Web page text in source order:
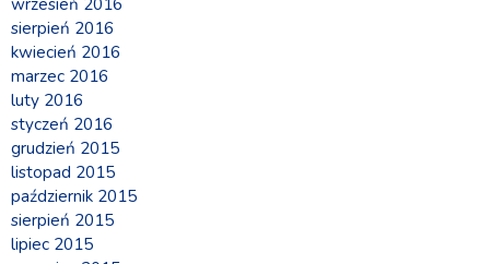
sierpień 2016
kwiecień 2016
marzec 2016
luty 2016
styczeń 2016
grudzień 2015
listopad 2015
październik 2015
sierpień 2015
lipiec 2015